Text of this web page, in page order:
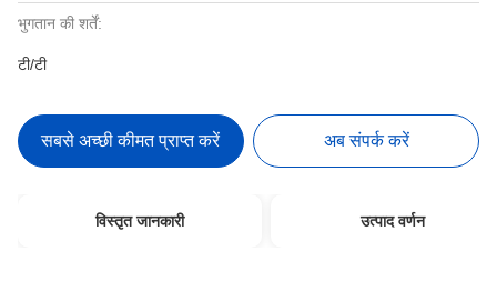
भुगतान की शर्तें:
टी/टी
सबसे अच्छी कीमत प्राप्त करें अब संपर्क करें
विस्तृत जानकारी उत्पाद वर्णन